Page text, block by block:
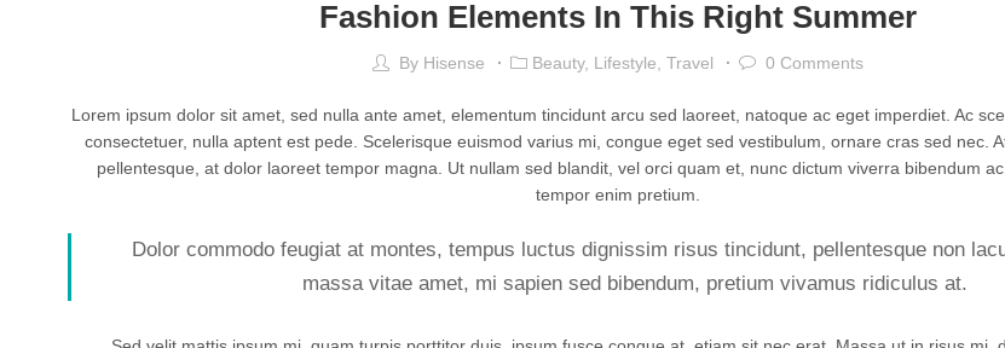
Fashion Elements In This Right Summer
By Hisense Beauty, Lifestyle, Travel 0 Comments
Lorem ipsum dolor sit amet, sed nulla ante amet, elementum tincidunt arcu sed laoreet, natoque ac eget imperdiet. Ac
consectetuer, nulla aptent est pede. Scelerisque euismod varius mi, congue eget sed vestibulum, ornare cras sed nec.
pellentesque, at dolor laoreet tempor magna. Ut nullam sed blandit, vel orci quam et, nunc dictum viverra bibendum
tempor enim pretium.
Dolor commodo feugiat at montes, tempus luctus dignissim risus tincidunt, pellentesque non
massa vitae amet, mi sapien sed bibendum, pretium vivamus ridiculus at.